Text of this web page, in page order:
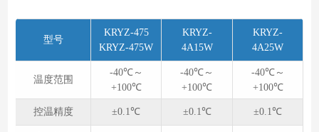
型号
KRYZ-475
KRYZ-475W
KRYZ-
4A15W
KRYZ-
4A25W
温度范围
-40℃～
+100℃
-40℃～
+100℃
-40℃～
+100℃
控温精度 ±0.1℃ ±0.1℃ ±0.1℃